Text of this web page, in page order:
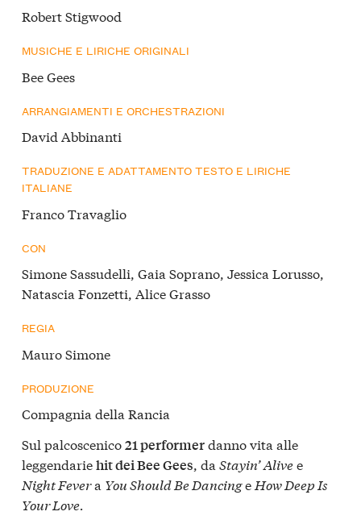
Robert Stigwood
MUSICHE E LIRICHE ORIGINALI
Bee Gees
ARRANGIAMENTI E ORCHESTRAZIONI
David Abbinanti
TRADUZIONE E ADATTAMENTO TESTO E LIRICHE
ITALIANE
Franco Travaglio
CON
Simone Sassudelli, Gaia Soprano, Jessica Lorusso,
Natascia Fonzetti, Alice Grasso
REGIA
Mauro Simone
PRODUZIONE
Compagnia della Rancia
Sul palcoscenico21 performerdanno vita alle
leggendariehit dei Bee Gees, da Stayin’ Alivee
Night Fevera You Should Be Dancinge How Deep Is
Your Love.